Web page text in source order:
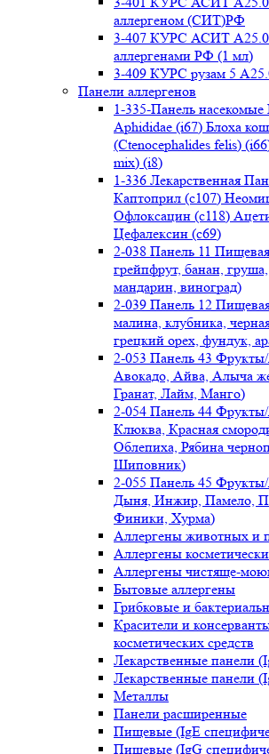
аллергеном (СИТ)РФ
3-407 КУРС АСИТ
аллергенами РФ (1 мл)
3-409 КУРС рузам 5
Панели аллергенов
1-335-Панель
Aphididae (i67) Блоха
(Ctenocephalides felis)
mix) (i8)
1-336 Лекарственная
Каптоприл (с107)
Офлоксацин (с118)
Цефалексин (с69)
2-038 Панель 11
грейпфрут, банан,
мандарин, виноград)
2-039 Панель 12
малина, клубника,
грецкий орех, фундук,
2-053 Панель 43
Авокадо, Айва, Алыча
Гранат, Лайм, Манго)
2-054 Панель 44
Клюква, Красная
Облепиха, Рябина
Шиповник)
2-055 Панель 45
Дыня, Инжир, Памело,
Финики, Хурма)
Аллергены животных и
Аллергены
Аллергены чистяще-
Бытовые аллергены
Грибковые и
Красители и
косметических средств
Лекарственные панели
Лекарственные панели
Металлы
Панели расширенные
Пищевые (IgE
Пищевые (IgG